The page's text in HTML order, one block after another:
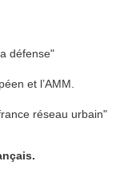
et l’AMM.